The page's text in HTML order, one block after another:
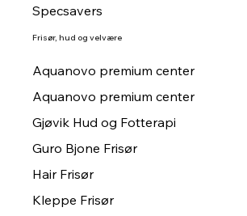
Specsavers
Frisør, hud og velvære
Aquanovo premium center
Aquanovo premium center
Gjøvik Hud og Fotterapi
Guro Bjone Frisør
Hair Frisør
Kleppe Frisør